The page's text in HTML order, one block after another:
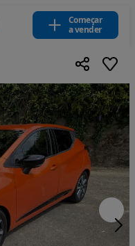
Começar
a vender